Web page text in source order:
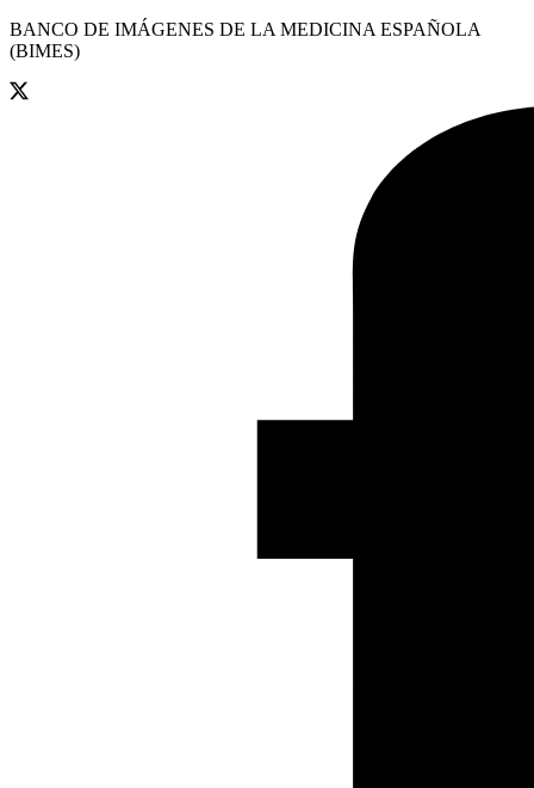
BANCO DE IMÁGENES DE LA MEDICINA ESPAÑOLA
(BIMES)